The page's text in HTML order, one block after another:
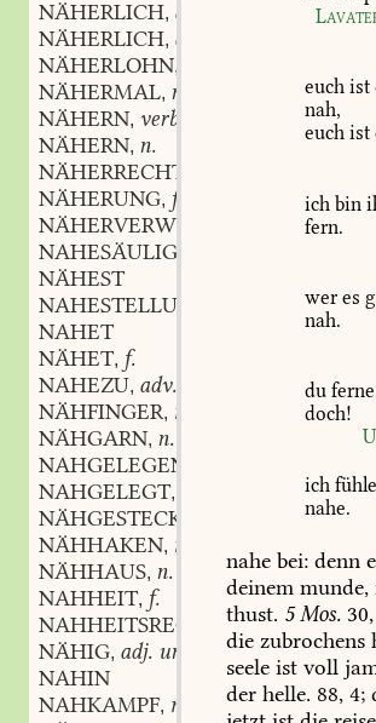
NÄHERLICH, adj. und adv.
NÄHERLICH, adj.
NÄHERLOHN,
NÄHERMAL, n.
NÄHERN, verb.
NÄHERN, n.
NÄHERRECHT
NÄHERUNG, f.
NÄHERVERWACHSEN
NAHESÄULIG
NÄHEST
NAHESTELLUNG
NAHET
NÄHET, f.
NAHEZU, adv.
NÄHFINGER, m.
NÄHGARN, n.
NAHGELEGEN
NAHGELEGT,
NÄHGESTECK
NÄHHAKEN, m.
NÄHHAUS, n.
NAHHEIT, f.
NAHHEITSRECHT
,n.
NÄHIG, adj. und adv.
NAHIN
NAHKAMPF, m.
euch ist
nah,
euch ist
ich bin
fern.
wer es
nah.
du ferne
doch!
ich fühle
nahe.
nahe bei: denn
deinem munde,
thust. 5Mos. 30,
die zubrochens
seele ist voll
der helle. 88, 4;